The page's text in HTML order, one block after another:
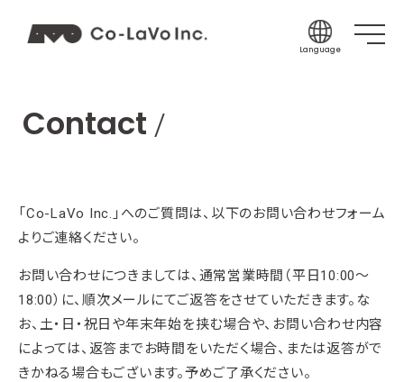
Language
Chinese
Thai
Spanish
Contact
「Co-LaVo Inc.」へのご質問は、以下のお問い合わせフォーム
よりご連絡ください。
お問い合わせにつきましては、通常営業時間（平日10:00～
18:00）に、順次メールにてご返答をさせていただきます。な
お、土・日・祝日や年末年始を挟む場合や、お問い合わせ内容
によっては、返答までお時間をいただく場合、または返答がで
きかねる場合もございます。予めご了承ください。